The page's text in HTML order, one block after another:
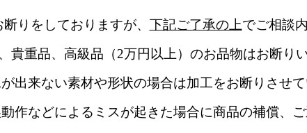
りをしておりますが、 下記ご了承の上でご相談
貴重品、高級品（2万円以上）のお品物はお断り
出来ない素材や形状の場合は加工をお断りさせ
作などによるミスが起きた場合に商品の補償、